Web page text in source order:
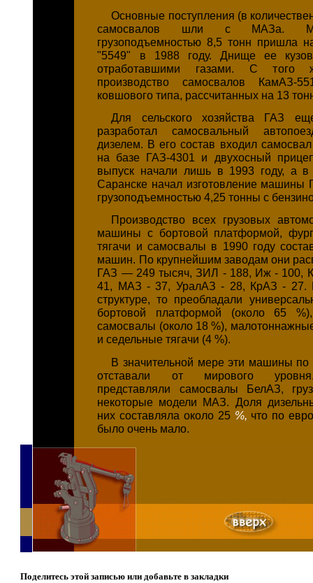
Основные поступления (в
самосвалов шли с МАЗа.
грузоподъемностью 8,5 тонн пришла
"5549" в 1988 году. Днище ее
отработавшими газами. С того
производство самосвалов КамАЗ-
ковшового типа, рассчитанных на 13
Для сельского хозяйства ГАЗ
разработал самосвальный
дизелем. В его состав входил
на базе ГАЗ-4301 и двухосный
выпуск начали лишь в 1993 году, а
Саранске начал изготовление машины
грузоподъемностью 4,25 тонны с
Производство всех грузовых
машины с бортовой платформой,
тягачи и самосвалы в 1990 году
машин. По крупнейшим заводам они
ГАЗ — 249 тысяч, ЗИЛ - 188, Иж - 100,
41, МАЗ - 37, УралАЗ - 28, КрАЗ - 27.
структуре, то преобладали
бортовой платформой (около 65
самосвалы (около 18 %),
и седельные тягачи (4 %).
В значительной мере эти машины по
отставали от мирового
представляли самосвалы БелАЗ,
некоторые модели МАЗ. Доля
них составляла около 25 %, что по
было очень мало.
Поделитесь этой записью или добавьте в закладки